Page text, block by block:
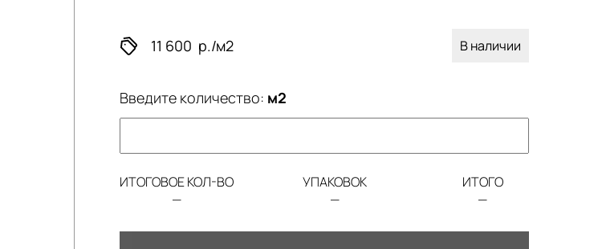
11 600 р./м2 В наличии
Введите количество: м2
ИТОГОВОЕ КОЛ-ВО
—
УПАКОВОК
—
ИТОГО
—